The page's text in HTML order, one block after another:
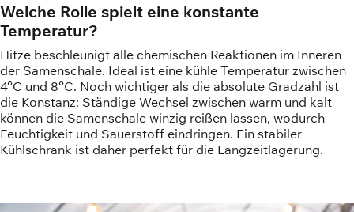
Welche Rolle spielt eine konstante
Temperatur?
Hitze beschleunigt alle chemischen Reaktionen im Inneren
der Samenschale. Ideal ist eine kühle Temperatur zwischen
4°C und 8°C. Noch wichtiger als die absolute Gradzahl ist
die Konstanz: Ständige Wechsel zwischen warm und kalt
können die Samenschale winzig reißen lassen, wodurch
Feuchtigkeit und Sauerstoff eindringen. Ein stabiler
Kühlschrank ist daher perfekt für die Langzeitlagerung.